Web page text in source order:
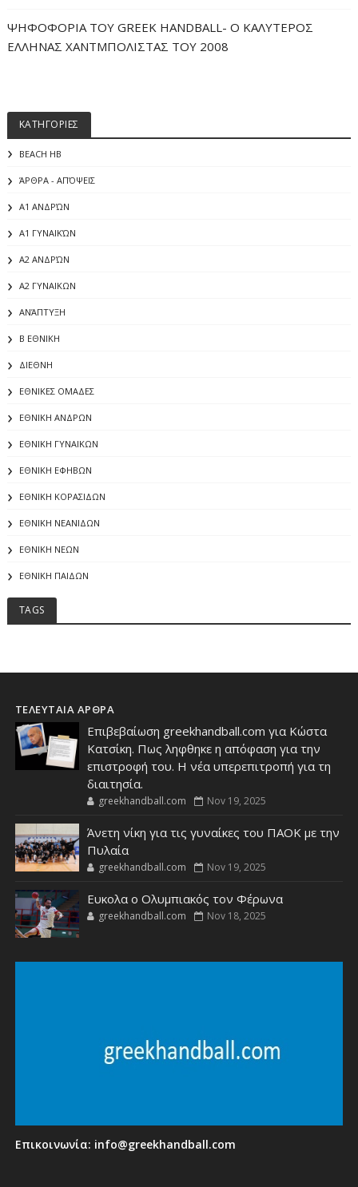
ΨΗΦΟΦΟΡΙΑ ΤΟΥ GREEK HANDBALL- O ΚΑΛΥΤΕΡΟΣ
ΕΛΛΗΝΑΣ ΧΑΝΤΜΠΟΛΙΣΤΑΣ ΤΟΥ 2008
ΚΑΤΗΓΟΡΙΕΣ
BEACH HB
ΆΡΘΡΑ - ΑΠΌΨΕΙΣ
Α1 ΑΝΔΡΏΝ
Α1 ΓΥΝΑΙΚΏΝ
Α2 ΑΝΔΡΏΝ
Α2 ΓΥΝΑΙΚΩΝ
ΑΝΆΠΤΥΞΗ
Β ΕΘΝΙΚΗ
ΔΙΕΘΝΗ
ΕΘΝΙΚΕΣ ΟΜΑΔΕΣ
ΕΘΝΙΚΗ ΑΝΔΡΩΝ
ΕΘΝΙΚΗ ΓΥΝΑΙΚΩΝ
ΕΘΝΙΚΗ ΕΦΗΒΩΝ
ΕΘΝΙΚΗ ΚΟΡΑΣΙΔΩΝ
ΕΘΝΙΚΗ ΝΕΑΝΙΔΩΝ
ΕΘΝΙΚΗ ΝΕΩΝ
ΕΘΝΙΚΗ ΠΑΙΔΩΝ
TAGS
ΤΕΛΕΥΤΑΙΑ ΑΡΘΡΑ
Επιβεβαίωση greekhandball.com για Κώστα
Κατσίκη. Πως ληφθηκε η απόφαση για την
επιστροφή του. Η νέα υπερεπιτροπή για τη
διαιτησία.
greekhandball.com Nov 19, 2025
Άνετη νίκη για τις γυναίκες του ΠΑΟΚ με την
Πυλαία
greekhandball.com Nov 19, 2025
Ευκολα ο Ολυμπιακός τον Φέρωνα
greekhandball.com Nov 18, 2025
Επικοινωνία: info@greekhandball.com